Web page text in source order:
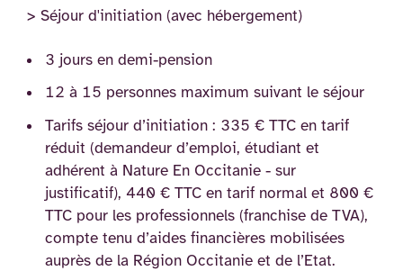
> Séjour d'initiation (avec hébergement)
3 jours en demi-pension
12 à 15 personnes maximum suivant le séjour
Tarifs séjour d’initiation : 335 € TTC en tarif
réduit (demandeur d’emploi, étudiant et
adhérent à Nature En Occitanie - sur
justificatif), 440 € TTC en tarif normal et 800 €
TTC pour les professionnels (franchise de TVA),
compte tenu d’aides financières mobilisées
auprès de la Région Occitanie et de l’Etat.